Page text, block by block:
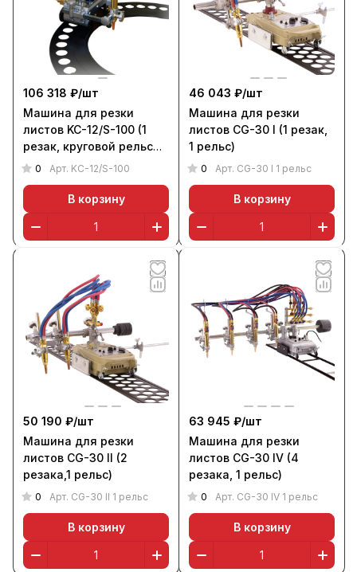
106 318 ₽/шт
Машина для резки
листов KC-12/S-100 (1
резак, круговой рельс
900 мм)
0 Арт. KC-12/S-100
В корзину
46 043 ₽/шт
Машина для резки
листов CG-30 I (1 резак,
1 рельс)
0 Арт. CG-30 I 1 рельс
В корзину
50 190 ₽/шт
Машина для резки
листов CG-30 II (2
резака,1 рельс)
0 Арт. CG-30 II 1 рельс
В корзину
63 945 ₽/шт
Машина для резки
листов CG-30 IV (4
резака, 1 рельс)
0 Арт. CG-30 IV 1 рельс
В корзину